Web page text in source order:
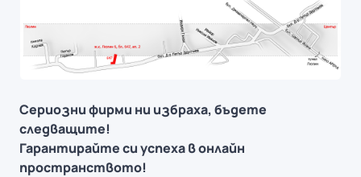
Сериозни фирми ни избраха, бъдете
следващите!
Гарантирайте си успеха в онлайн
пространството!